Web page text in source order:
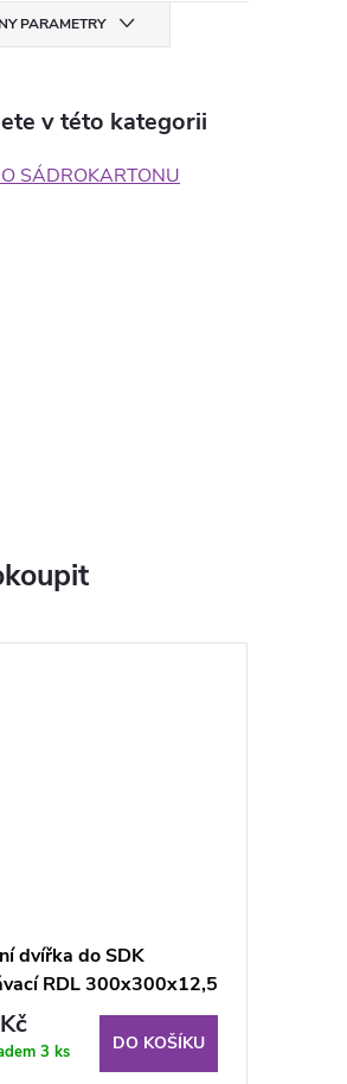
PARAMETRY
v této kategorii
SÁDROKARTONU
dvířka do SDK
RDL 300x300x12,5
US (V) -zelená
3 ks DO KOŠÍKU